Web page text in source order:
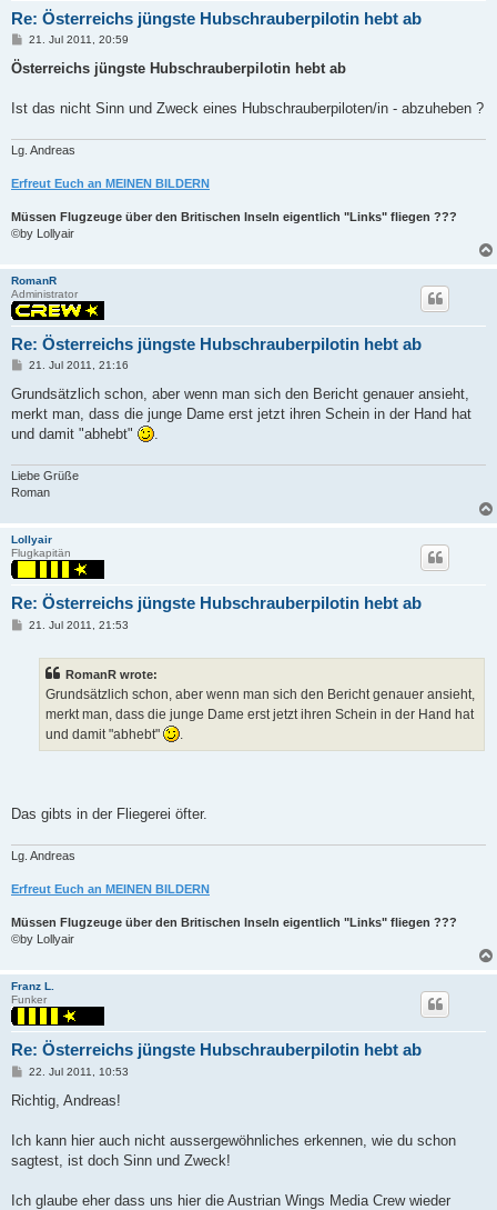
Re: Österreichs jüngste Hubschrauberpilotin hebt ab
P
s
21. Jul 2011, 20:59
Österreichs jüngste Hubschrauberpilotin hebt ab
Ist das nicht Sinn und Zweck eines Hubschrauberpiloten/in - abzuheben ?
Lg. Andreas
Erfreut Euch an MEINEN BILDERN
Müssen Flugzeuge über den Britischen Inseln eigentlich "Links" fliegen ???
©by Lollyair
RomanR
Administrator
Re: Österreichs jüngste Hubschrauberpilotin hebt ab
P
s
21. Jul 2011, 21:16
Grundsätzlich schon, aber wenn man sich den Bericht genauer ansieht,
merkt man, dass die junge Dame erst jetzt ihren Schein in der Hand hat
und damit "abhebt"
.
Liebe Grüße
Roman
Lollyair
Flugkapitän
Re: Österreichs jüngste Hubschrauberpilotin hebt ab
P21. Jul 2011, 21:53
RomanR wrote:
Grundsätzlich schon, aber wenn man sich den Bericht genauer ansieht,
merkt man, dass die junge Dame erst jetzt ihren Schein in der Hand hat
und damit "abhebt"
.
Das gibts in der Fliegerei öfter.
Lg. Andreas
Erfreut Euch an MEINEN BILDERN
Müssen Flugzeuge über den Britischen Inseln eigentlich "Links" fliegen ???
©by Lollyair
Franz L.
Funker
Re: Österreichs jüngste Hubschrauberpilotin hebt ab
P
s
22. Jul 2011, 10:53
Richtig, Andreas!
Ich kann hier auch nicht aussergewöhnliches erkennen, wie du schon
sagtest, ist doch Sinn und Zweck!
Ich glaube eher dass uns hier die Austrian Wings Media Crew wieder